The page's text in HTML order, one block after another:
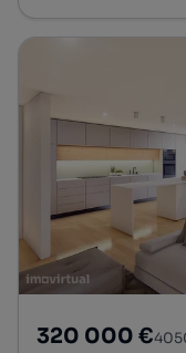
320 000 €